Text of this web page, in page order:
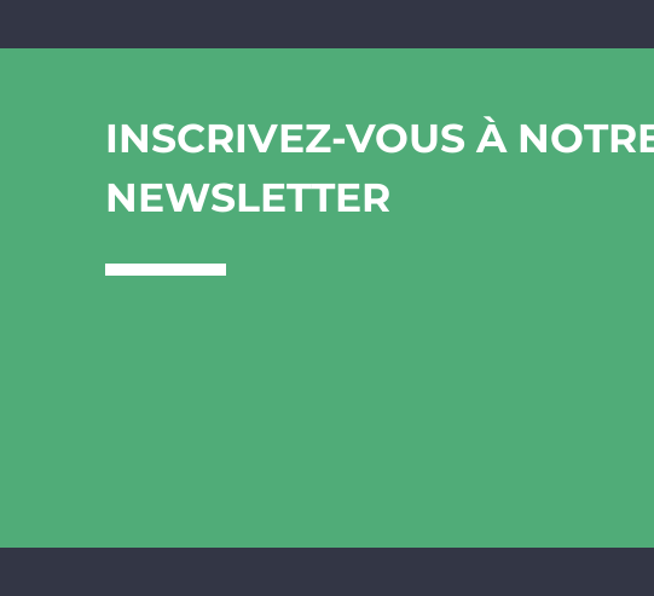
INSCRIVEZ-VOUS À
NEWSLETTER